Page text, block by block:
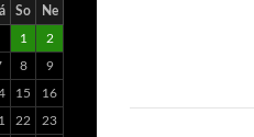
So Ne
1 2
8 9
15 16
22 23